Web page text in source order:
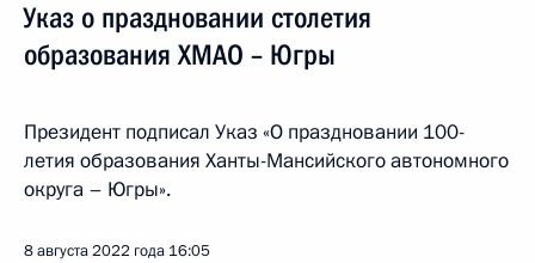
Указ о праздновании столетия
образования ХМАО – Югры
Президент подписал Указ «О праздновании 100-
летия образования Ханты-Мансийского автономного
округа – Югры».
8 августа 2022 года 16:05